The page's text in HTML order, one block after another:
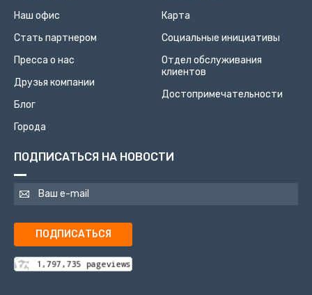
Наш офис
Стать партнером
Пресса о нас
Друзья компании
Блог
Города
Карта
Социальные инициативы
Отдел обслуживания
клиентов
Достопримечательности
ПОДПИСАТЬСЯ НА НОВОСТИ
ПОДПИСАТЬСЯ